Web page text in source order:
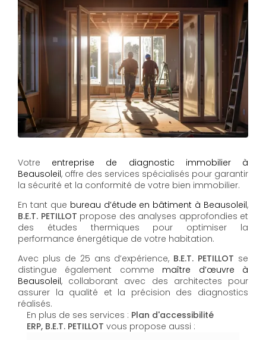
Votre entreprise de diagnostic immobilier à
Beausoleil, offre des services spécialisés pour garantir
la sécurité et la conformité de votre bien immobilier.
En tant que bureau d’étude en bâtiment à Beausoleil,
B.E.T. PETILLOT propose des analyses approfondies et
des études thermiques pour optimiser la
performance énergétique de votre habitation.
Avec plus de 25 ans d’expérience, B.E.T. PETILLOT se
distingue également comme maître d’œuvre à
Beausoleil, collaborant avec des architectes pour
assurer la qualité et la précision des diagnostics
réalisés.
En plus de ses services : Plan d'accessibilité
ERP, B.E.T. PETILLOT vous propose aussi :